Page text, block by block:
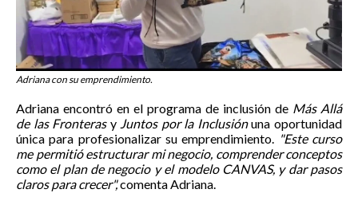
Adriana con su emprendimiento.
Adriana encontró en el programa de inclusión de Más Allá
de las Fronterasy Juntos por la Inclusiónuna oportunidad
única para profesionalizar su emprendimiento.
"Este curso
me permitió estructurar mi negocio, comprender conceptos
como el plan de negocio y el modelo CANVAS, y dar pasos
claros para crecer",comenta Adriana.